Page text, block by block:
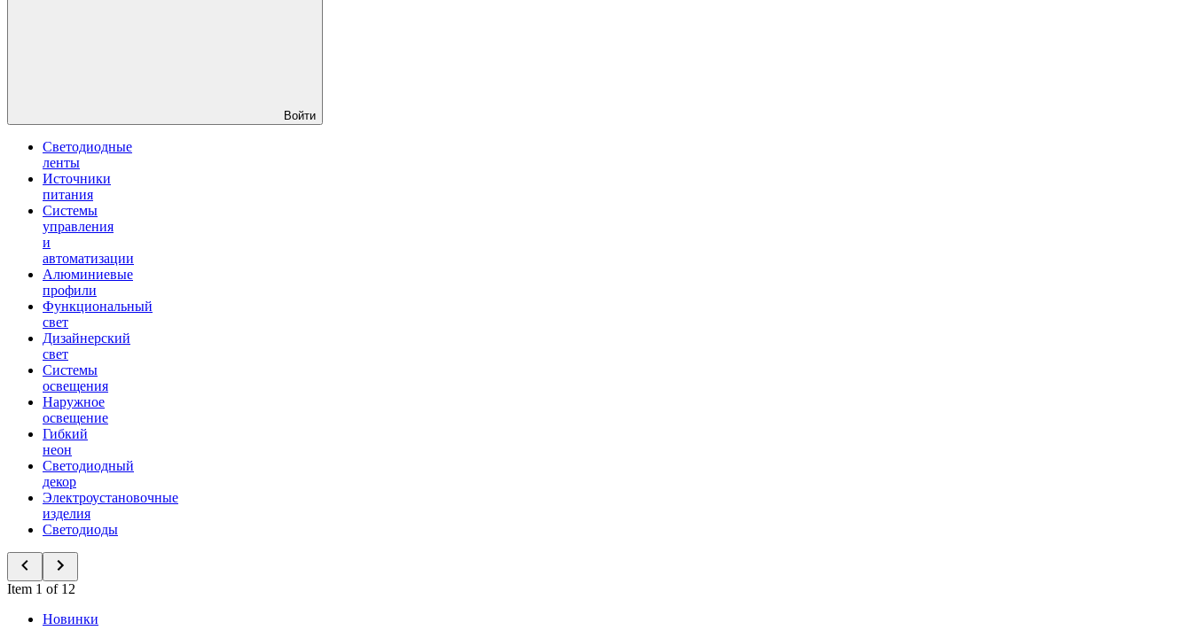
Войти
Светодиодные
ленты
Источники
питания
Системы
управления
и
автоматизации
Алюминиевые
профили
Функциональный
свет
Дизайнерский
свет
Системы
освещения
Наружное
освещение
Гибкий
неон
Светодиодный
декор
Электроустановочные
изделия
Светодиоды
Item 1 of 12
Новинки